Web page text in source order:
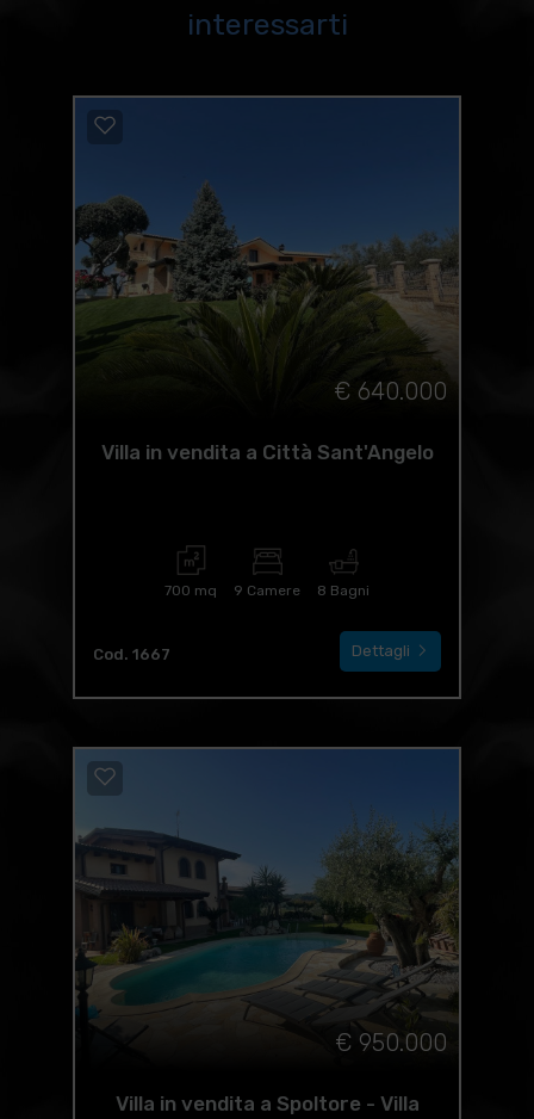
interessarti
€ 640.000
Villa in vendita a Città Sant'Angelo
700 mq 9 Camere 8 Bagni
Cod. 1667 Dettagli
€ 950.000
Villa in vendita a Spoltore - Villa